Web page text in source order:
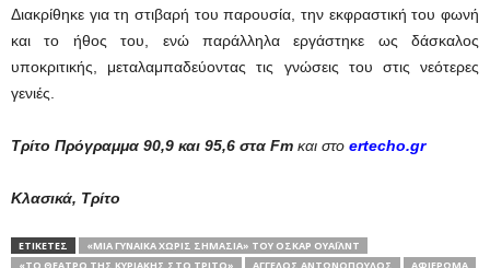
Διακρίθηκε για τη στιβαρή του παρουσία, την εκφραστική του φωνή
και το ήθος του, ενώ παράλληλα εργάστηκε ως δάσκαλος
υποκριτικής, μεταλαμπαδεύοντας τις γνώσεις του στις νεότερες
γενιές.
Τρίτο Πρόγραμμα 90,9 και 95,6 στα Fm και στο ertecho.gr
Κλασικά, Τρίτο
ΕΤΙΚΕΤΕΣ
«ΜΙΑ ΓΥΝΑΊΚΑ ΧΩΡΊΣ ΣΗΜΑΣΊΑ» ΤΟΥ ΌΣΚΑΡ ΟΥΆΙΛΝΤ
«ΤΟ ΘΈΑΤΡΟ ΤΗΣ ΚΥΡΙΑΚΉΣ ΣΤΟ ΤΡΊΤΟ»
ΆΓΓΕΛΟΣ ΑΝΤΩΝΌΠΟΥΛΟΣ
ΑΦΙΕΡΩΜΑ